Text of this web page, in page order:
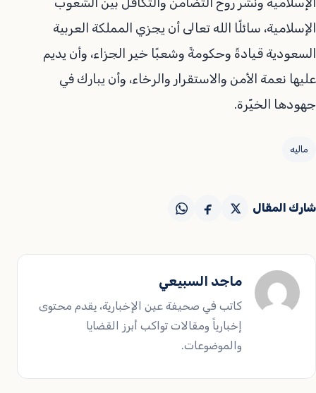
الإسلامية، سائلًا الله تعالى أن يجزي المملكة العربية
السعودية قيادةً وحكومةً وشعبًا خير الجزاء، وأن يديم
عليها نعمة الأمن والاستقرار والرخاء، وأن يبارك في
جهودها الخيّرة.
ماليه
شارك المقال
ماجد السبيعي
كاتب في صحيفة عين الإخبارية، يقدم محتوى
إخبارياً ومقالات تواكب أبرز القضايا
والموضوعات.